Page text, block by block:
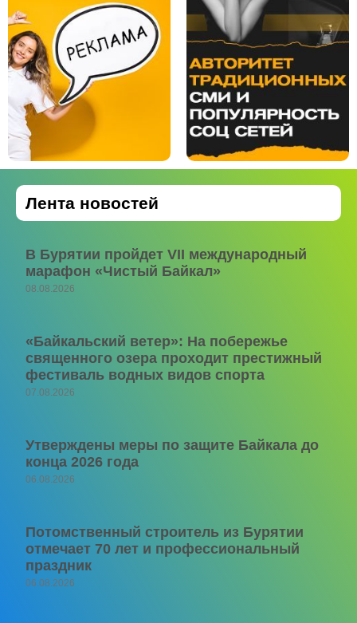
Лента новостей
В Бурятии пройдет VII международный
марафон «Чистый Байкал»
08.08.2026
«Байкальский ветер»: На побережье
священного озера проходит престижный
фестиваль водных видов спорта
07.08.2026
Утверждены меры по защите Байкала до
конца 2026 года
06.08.2026
Потомственный строитель из Бурятии
отмечает 70 лет и профессиональный
праздник
06.08.2026